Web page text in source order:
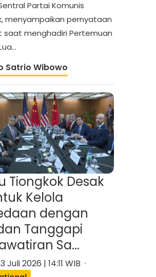
Partai Komunis
menyampaikan pernyataan
saat menghadiri Pertemuan
Satrio Wibowo
Tiongkok Desak
Kelola
dengan
Tanggapi
Sa...
Juli 2026 | 14:11 WIB ·